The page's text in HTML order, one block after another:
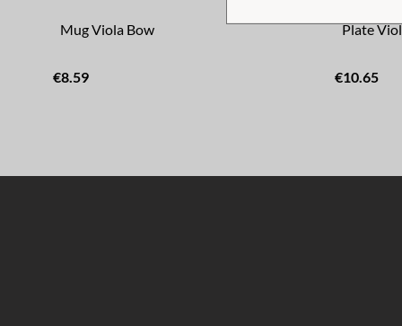
Mug Viola Bow
€8.59
Plate
€10.65